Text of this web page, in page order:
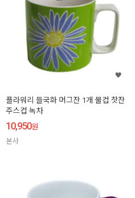
플라워리 들국화 머그잔 1개 물컵 찻잔
주스컵 녹차
10,950원
본사